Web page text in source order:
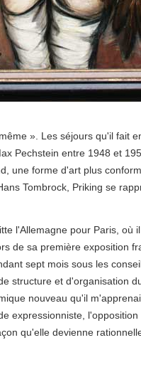
». Les séjours qu'il fait
Pechstein entre 1948 et
une forme d'art plus
Tombrock, Priking se
l'Allemagne pour Paris,
de sa première exposition
sept mois sous les
structure et d'organisation
nouveau qu'il
expressionniste,
qu'elle devienne